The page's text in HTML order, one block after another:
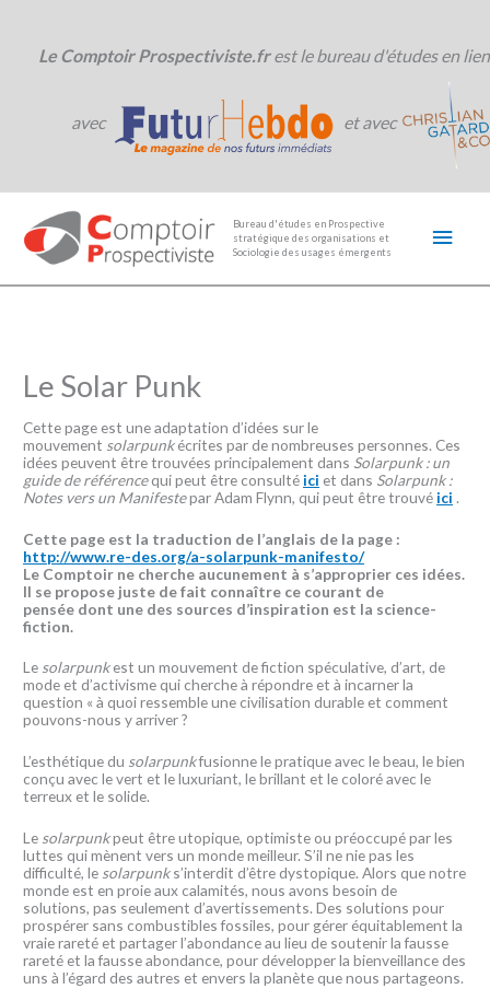
Le Comptoir Prospectiviste.frest le bureau d'études en lien
avec et avec
Bureau d'études en Prospective
stratégique des organisations et
Sociologie des usages émergents
Le Solar Punk
Cette page est une adaptation d’idées sur le
mouvement solarpunkécrites par de nombreuses personnes. Ces
idées peuvent être trouvées principalement dans Solarpunk : un
guide de référencequi peut être consulté ici et dans Solarpunk :
Notes vers un Manifestepar Adam Flynn, qui peut être trouvé ici .
Cette page est la traduction de l’anglais de la page :
http://www.re-des.org/a-solarpunk-manifesto/
Le Comptoir ne cherche aucunement à s’approprier ces idées.
Il se propose juste de fait connaître ce courant de
pensée dont une des sources d’inspiration est la science-
fiction.
Le solarpunkest un mouvement de fiction spéculative, d’art, de
mode et d’activisme qui cherche à répondre et à incarner la
question « à quoi ressemble une civilisation durable et comment
pouvons-nous y arriver ?
L’esthétique du solarpunkfusionne le pratique avec le beau, le bien
conçu avec le vert et le luxuriant, le brillant et le coloré avec le
terreux et le solide.
Le solarpunkpeut être utopique, optimiste ou préoccupé par les
luttes qui mènent vers un monde meilleur. S’il ne nie pas les
difficulté, le solarpunks’interdit d’être dystopique. Alors que notre
monde est en proie aux calamités, nous avons besoin de
solutions, pas seulement d’avertissements. Des solutions pour
prospérer sans combustibles fossiles, pour gérer équitablement la
vraie rareté et partager l’abondance au lieu de soutenir la fausse
rareté et la fausse abondance, pour développer la bienveillance des
uns à l’égard des autres et envers la planète que nous partageons.